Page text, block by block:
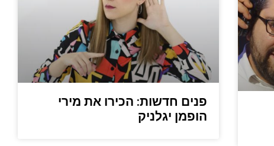
פנים חדשות: הכירו את מירי
הופמן יגלניק